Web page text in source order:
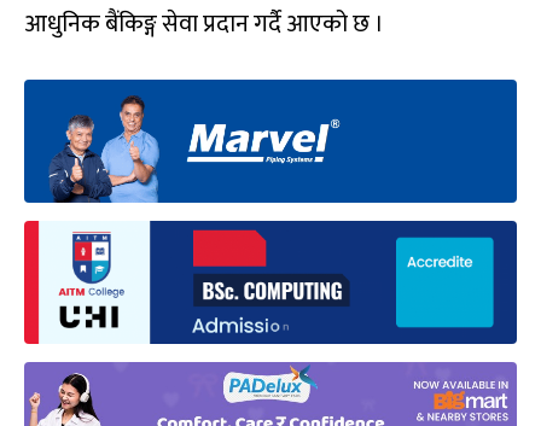
आधुनिक बैंकिङ्ग सेवा प्रदान गर्दै आएको छ ।